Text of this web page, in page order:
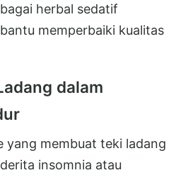
herbal sedatif
memperbaiki kualitas
dalam
yang membuat teki ladang
insomnia atau